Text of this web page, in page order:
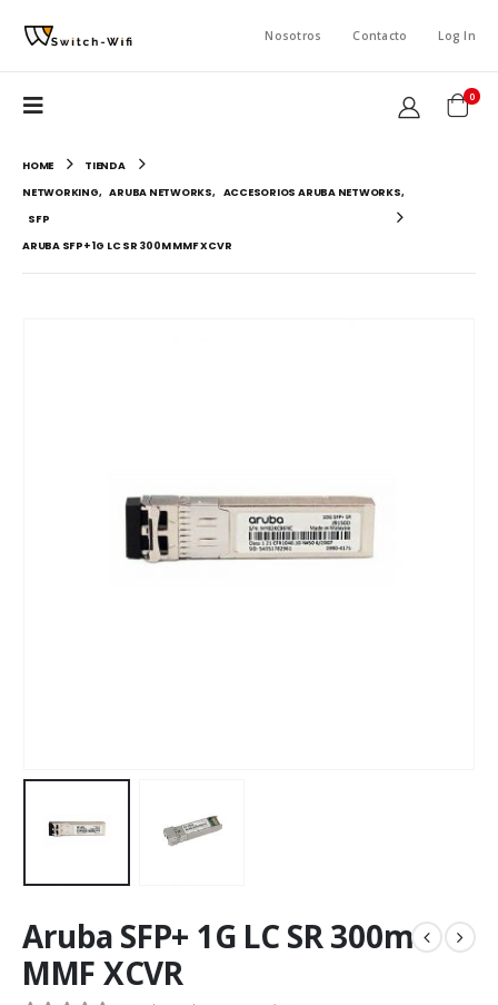
Nosotros Contacto Log In
0
HOME
TIENDA
NETWORKING, ARUBA NETWORKS, ACCESORIOS ARUBA NETWORKS,
SFP
ARUBA SFP+ 1G LC SR 300M MMF XCVR
Aruba SFP+ 1G LC SR 300m
MMF XCVR